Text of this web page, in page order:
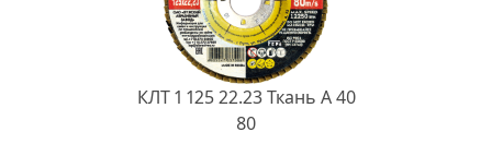
КЛТ 1 125 22.23 Ткань A 40
80